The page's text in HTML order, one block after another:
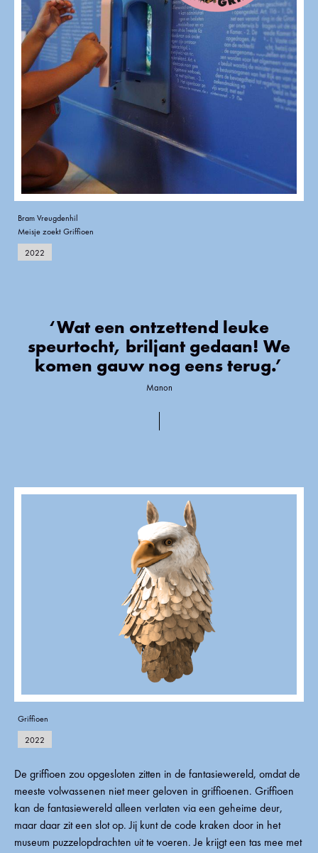
Bram Vreugdenhil
Meisje zoekt Griffioen
2022
‘Wat een ontzettend leuke
speurtocht, briljant gedaan! We
komen gauw nog eens terug.’
Manon
De griffioen zou opgesloten zitten in de fantasiewereld, omdat de
meeste volwassenen niet meer geloven in griffioenen. Griffioen
kan de fantasiewereld alleen verlaten via een geheime deur,
maar daar zit een slot op. Jij kunt de code kraken door in het
museum puzzelopdrachten uit te voeren. Je krijgt een tas mee met
Griffioen
2022